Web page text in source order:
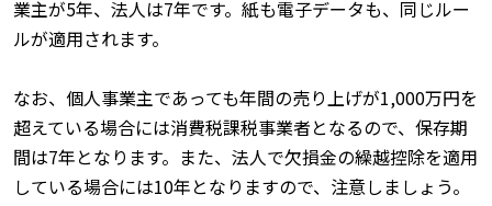
業主が5年、法人は7年です。紙も電子データも、同じルー
ルが適用されます。
なお、個人事業主であっても年間の売り上げが1,000万円を
超えている場合には消費税課税事業者となるので、保存期
間は7年となります。また、法人で欠損金の繰越控除を適用
している場合には10年となりますので、注意しましょう。